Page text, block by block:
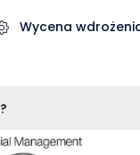
Wycena